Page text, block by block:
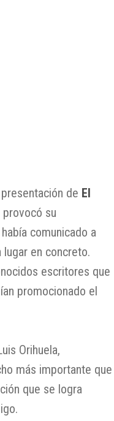
de El
su
comunicado a
en concreto.
escritores que
promocionado el
Orihuela,
más importante que
que se logra